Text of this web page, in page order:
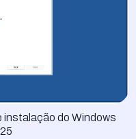
instalação do Windows